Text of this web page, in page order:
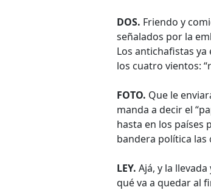
DOS. Friendo y
señalados por la
Los antichafistas
los cuatro vientos:
FOTO. Que le
manda a decir el
hasta en los países
bandera política las
LEY. Ajá, y la
qué va a quedar al